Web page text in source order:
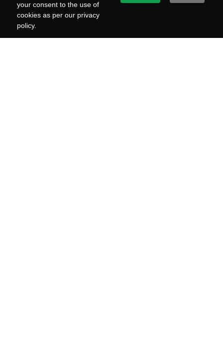
your consent to the use of
cookies as per our privacy
policy.
Risicodossier met RISMAN